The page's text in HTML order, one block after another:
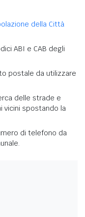
della Città
ABI e CAB degli
postale da utilizzare
delle strade e
vicini spostando la
di telefono da